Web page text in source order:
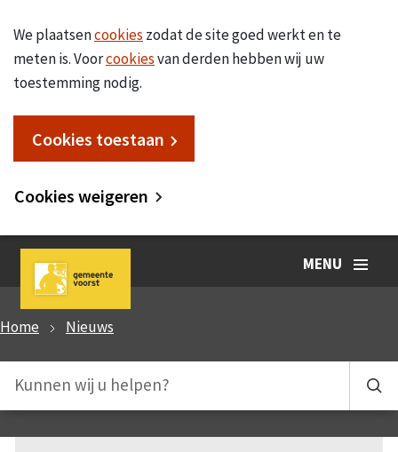
We plaatsencookies zodat de site goed werkt en te
meten is. Voorcookiesvan derden hebben wij uw
toestemming nodig.
Cookies toestaan
Cookies weigeren
MENU
Home Nieuws